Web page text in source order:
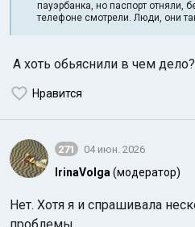
пауэрбанка, но паспорт отняли,
телефоне смотрели. Люди, они
А хоть обьяснили в чем дело?
Нравится
271 04 июн. 2026
IrinaVolga (модератор)
Нет. Хотя я и спрашивала